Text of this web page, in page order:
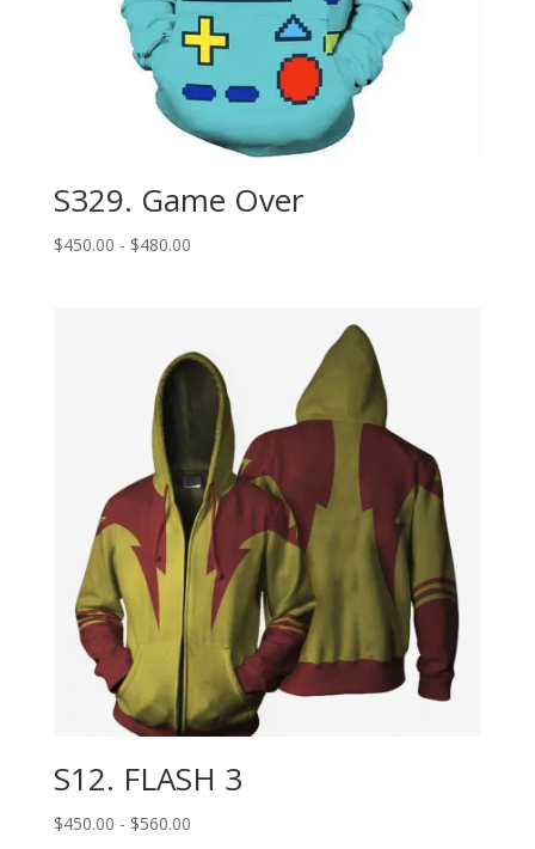
S329. Game Over
$450.00 - $480.00Rango
$450.00
hasta
$480.00
S12. FLASH 3
$450.00 - $560.00Rango